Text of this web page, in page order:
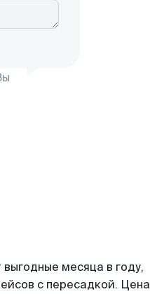
месяца в году,
с пересадкой. Цена